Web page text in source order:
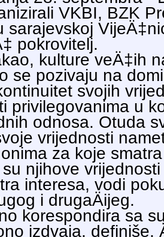
VKBI, BZK
sarajevskoj
pokrovitelj.
kulture veÄ‡ih
se pozivaju na
svojih
privilegovanima u
odnosa. Otuda
vrijednosti
onima za koje
njihove
interesa, vodi
i drugaÄijeg.
korespondira sa
izdvaja, definiše,